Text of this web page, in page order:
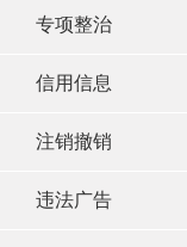
专项整治
信用信息
注销撤销
违法广告